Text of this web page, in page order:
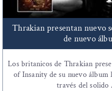
Thrakian presentan nuevo
de nuevo
Los britanicos de Thrakian
of Insanity de su nuevo
través del solido